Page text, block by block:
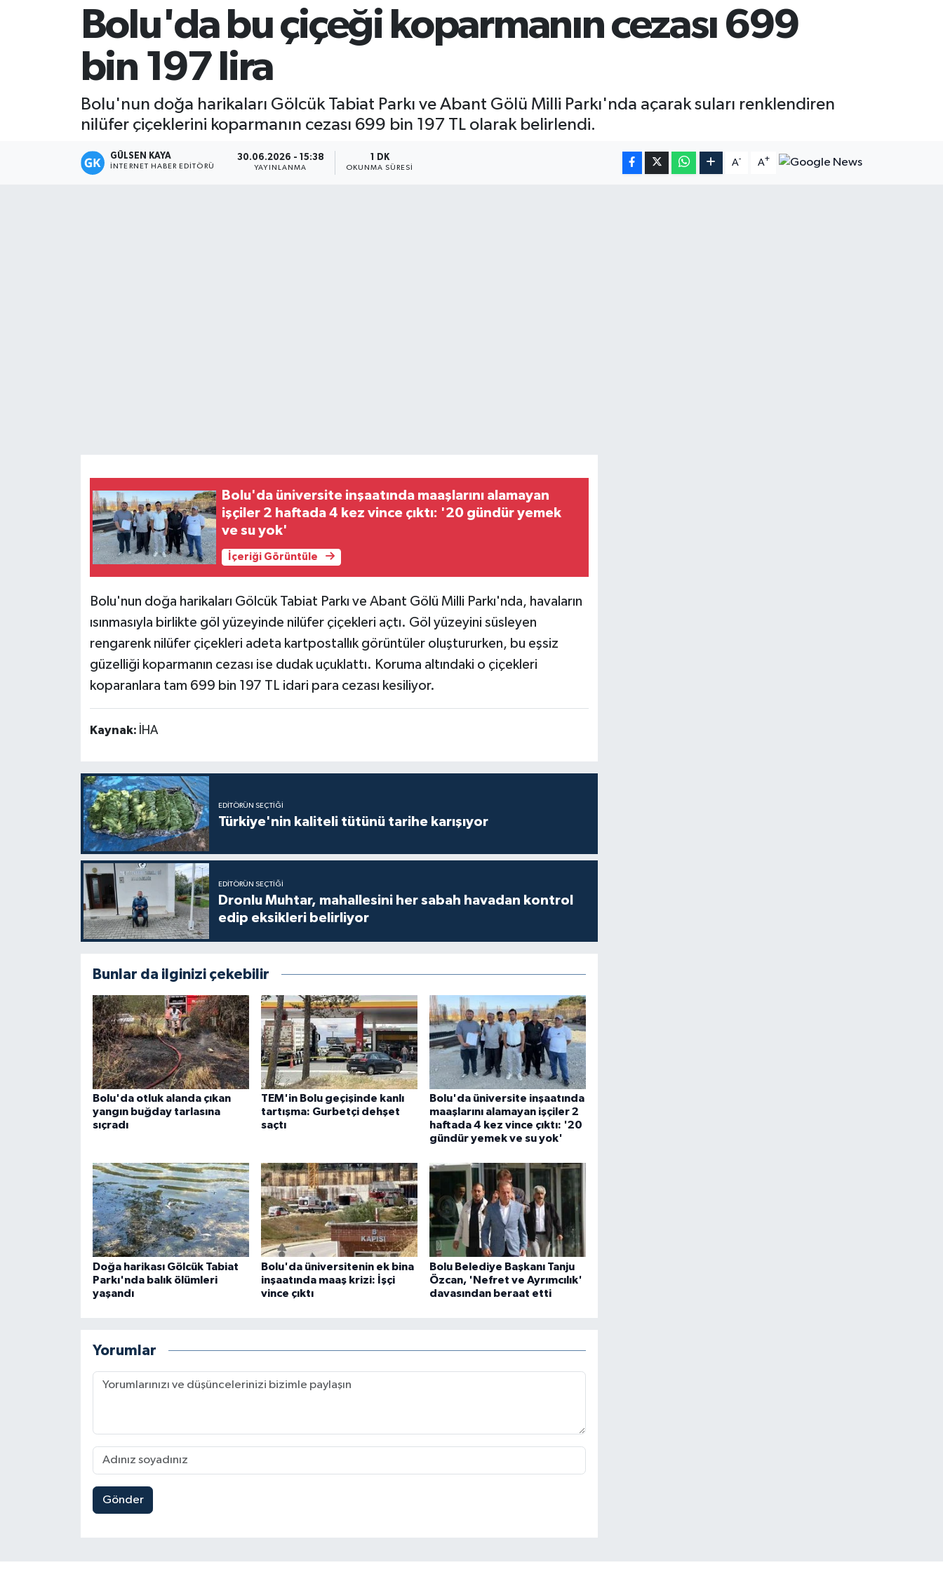
Bolu'da bu çiçeği koparmanın cezası 699
bin 197 lira
Bolu'nun doğa harikaları Gölcük Tabiat Parkı ve Abant Gölü Milli Parkı'nda açarak suları renklendiren
nilüfer çiçeklerini koparmanın cezası 699 bin 197 TL olarak belirlendi.
GÜLSEN KAYA
İNTERNET HABER EDITÖRÜ
30.06.2026 - 15:38
YAYINLANMA
1 DK
OKUNMA SÜRESI
A- A+
Bolu'da üniversite inşaatında maaşlarını alamayan
işçiler 2 haftada 4 kez vince çıktı: '20 gündür yemek
ve su yok'
İçeriği Görüntüle
Bolu'nun doğa harikaları Gölcük Tabiat Parkı ve Abant Gölü Milli Parkı'nda, havaların
ısınmasıyla birlikte göl yüzeyinde nilüfer çiçekleri açtı. Göl yüzeyini süsleyen
rengarenk nilüfer çiçekleri adeta kartpostallık görüntüler oluştururken, bu eşsiz
güzelliği koparmanın cezası ise dudak uçuklattı. Koruma altındaki o çiçekleri
koparanlara tam 699 bin 197 TL idari para cezası kesiliyor.
Kaynak: İHA
EDITÖRÜN SEÇTIĞI
Türkiye'nin kaliteli tütünü tarihe karışıyor
EDITÖRÜN SEÇTIĞI
Dronlu Muhtar, mahallesini her sabah havadan kontrol
edip eksikleri belirliyor
Bunlar da ilginizi çekebilir
Bolu'da otluk alanda çıkan
yangın buğday tarlasına
sıçradı
TEM'in Bolu geçişinde kanlı
tartışma: Gurbetçi dehşet
saçtı
Bolu'da üniversite inşaatında
maaşlarını alamayan işçiler 2
haftada 4 kez vince çıktı: '20
gündür yemek ve su yok'
Doğa harikası Gölcük Tabiat
Parkı'nda balık ölümleri
yaşandı
Bolu'da üniversitenin ek bina
inşaatında maaş krizi: İşçi
vince çıktı
Bolu Belediye Başkanı Tanju
Özcan, 'Nefret ve Ayrımcılık'
davasından beraat etti
Yorumlar
Gönder
Mersin Tarihi
Özel Haber
Politika